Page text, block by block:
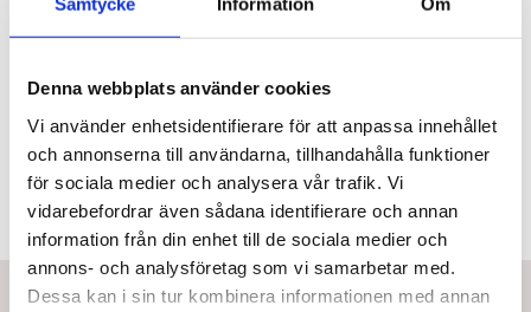
Denna webbplats använder cookies
Vi använder enhetsidentifierare för att anpassa innehållet
och annonserna till användarna, tillhandahålla funktioner
för sociala medier och analysera vår trafik. Vi
vidarebefordrar även sådana identifierare och annan
information från din enhet till de sociala medier och
annons- och analysföretag som vi samarbetar med.
Dessa kan i sin tur kombinera informationen med annan
Mer information
Bästsäljare i Oval-8 Fingerskena (5)